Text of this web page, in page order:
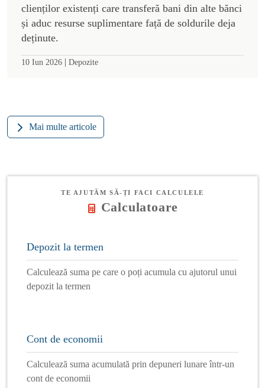
clienților existenți care transferă bani din alte bănci
și aduc resurse suplimentare față de soldurile deja
deținute.
10 Iun 2026 | Depozite
Mai multe articole
TE AJUTĂM SĂ-ȚI FACI CALCULELE
Calculatoare
Depozit la termen
Calculează suma pe care o poți acumula cu ajutorul unui
depozit la termen
Cont de economii
Calculează suma acumulată prin depuneri lunare într-un
cont de economii